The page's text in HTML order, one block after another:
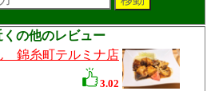
くの他のレビュー
錦糸町テルミナ店
3.02